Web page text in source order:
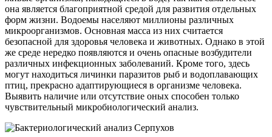
она является благоприятной средой для развития отдельных
форм жизни. Водоемы населяют миллионы различных
микроорганизмов. Основная масса из них считается
безопасной для здоровья человека и животных. Однако в этой
же среде нередко появляются и очень опасные возбудители
различных инфекционных заболеваний. Кроме того, здесь
могут находиться личинки паразитов рыб и водоплавающих
птиц, прекрасно адаптирующиеся в организме человека.
Выявить наличие или отсутствие оных способен только
чувствительный микробиологический анализ.